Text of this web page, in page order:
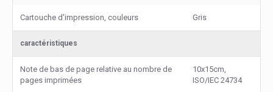
Cartouche d'impression, couleurs Gris
caractéristiques
Note de bas de page relative au nombre de
pages imprimées
10x15cm,
ISO/IEC 24734